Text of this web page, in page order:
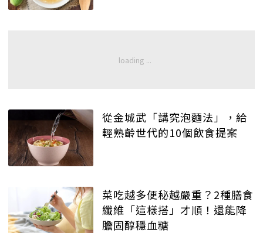
從金城武「講究泡麵法」，給
輕熟齡世代的10個飲食提案
菜吃越多便秘越嚴重？2種膳食
纖維「這樣搭」才順！還能降
膽固醇穩血糖